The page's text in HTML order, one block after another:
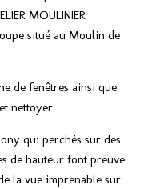
MOULINIER
situé au Moulin de
de fenêtres ainsi que
nettoyer.
qui perchés sur des
de hauteur font preuve
la vue imprenable sur